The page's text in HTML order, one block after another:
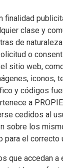
finalidad
clase y
de
o
sitio web,
iconos,
y códigos
a
cedidos al
sobre los
para el correcto
que accedan